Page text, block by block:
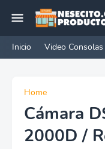
Inicio Video Consolas
Home
Cámara
2000D /